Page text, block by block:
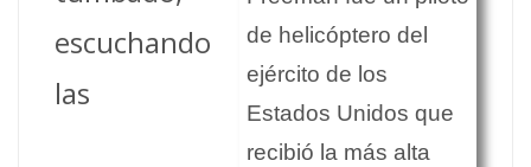
de helicóptero del
ejército de los
Estados Unidos que
recibió la más alta
escuchando
las